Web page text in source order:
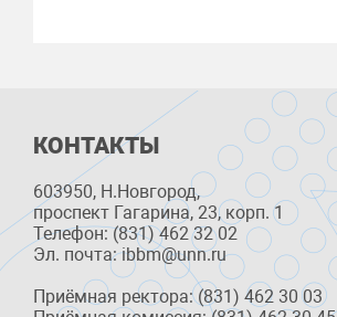
КОНТАКТЫ
603950, Н.Новгород,
проспект Гагарина, 23, корп. 1
Телефон: (831) 462 32 02
Эл. почта: ibbm@unn.ru
Приёмная ректора: (831) 462 30 03